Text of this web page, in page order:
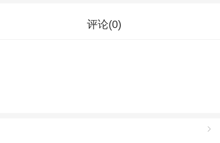
评论(0)